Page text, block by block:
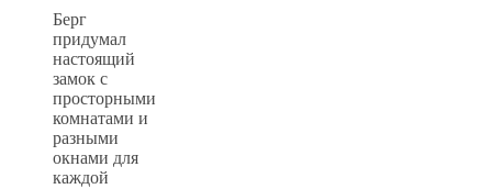
Берг
придумал
настоящий
замок с
просторными
комнатами и
разными
окнами для
каждой